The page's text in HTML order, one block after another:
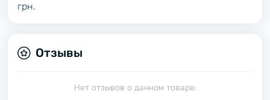
грн.
Отзывы
Нет отзывов о данном товаре.